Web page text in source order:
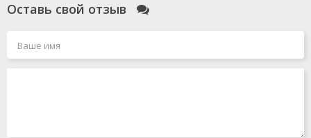
Оставь свой отзыв